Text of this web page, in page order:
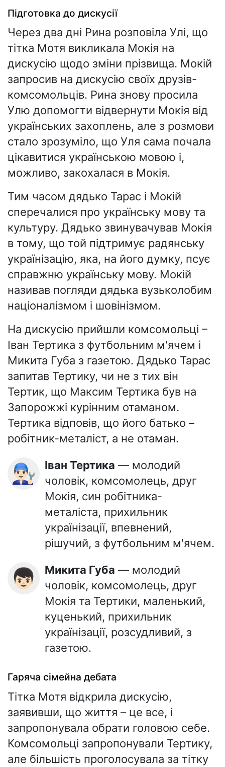
Підготовка до дискусії
Через два дні Рина розповіла Улі, що
тітка Мотя викликала Мокія на
дискусію щодо зміни прізвища. Мокій
запросив на дискусію своїх друзів-
комсомольців. Рина знову просила
Улю допомогти відвернути Мокія від
українських захоплень, але з розмови
стало зрозуміло, що Уля сама почала
цікавитися українською мовою і,
можливо, закохалася в Мокія.
Тим часом дядько Тарас і Мокій
сперечалися про українську мову та
культуру. Дядько звинувачував Мокія
в тому, що той підтримує радянську
українізацію, яка, на його думку, псує
справжню українську мову. Мокій
називав погляди дядька вузьколобим
націоналізмом і шовінізмом.
На дискусію прийшли комсомольці –
Іван Тертика з футбольним м'ячем і
Микита Губа з газетою. Дядько Тарас
запитав Тертику, чи не з тих він
Тертик, що Максим Тертика був на
Запорожжі курінним отаманом.
Тертика відповів, що його батько –
робітник-металіст, а не отаман.
👨🏻‍🔧 Іван Тертика — молодий
чоловік, комсомолець, друг
Мокія, син робітника-
металіста, прихильник
українізації, впевнений,
рішучий, з футбольним м'ячем.
👦🏻 Микита Губа — молодий
чоловік, комсомолець, друг
Мокія та Тертики, маленький,
куценький, прихильник
українізації, розсудливий, з
газетою.
Гаряча сімейна дебата
Тітка Мотя відкрила дискусію,
заявивши, що життя – це все, і
запропонувала обрати головою себе.
Комсомольці запропонували Тертику,
але більшість проголосувала за тітку